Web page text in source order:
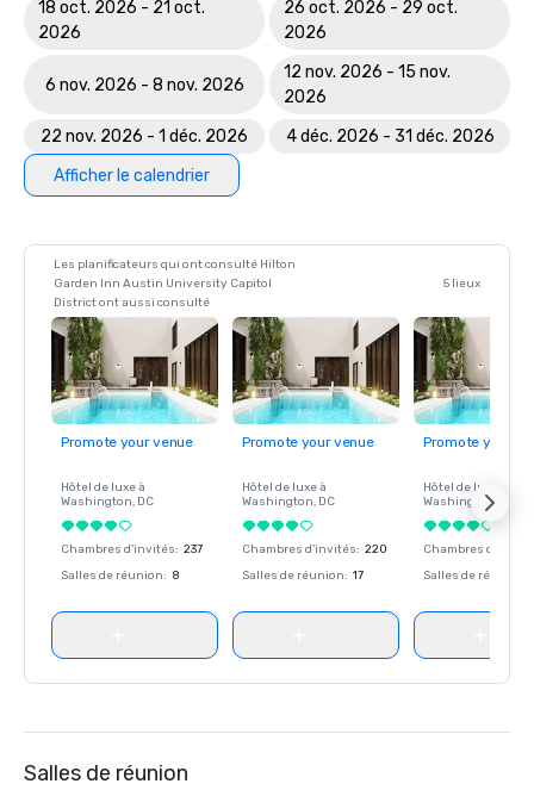
18 oct. 2026 - 21 oct.
2026
26 oct. 2026 - 29 oct.
2026
6 nov. 2026 - 8 nov. 2026
12 nov. 2026 - 15 nov.
2026
22 nov. 2026 - 1 déc. 2026
4 déc. 2026 - 31 déc. 2026
Afficher le calendrier
Les planificateurs qui ont consulté Hilton
Garden Inn Austin University Capitol
District ont aussi consulté
5 lieux
Promote your venue
Hôtel de luxe à
Washington, DC
Chambres d'invités: 237
Salles de réunion: 8
Promote your venue
Hôtel de luxe à
Washington, DC
Chambres d'invités: 220
Salles de réunion: 17
Promote your
Hôtel de luxe à
Washington
Chambres
Salles de réunion
Salles de réunion